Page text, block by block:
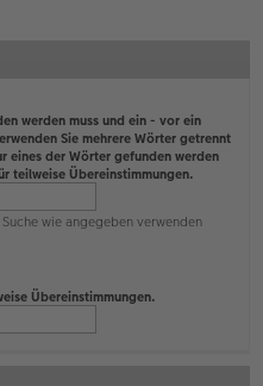
werden muss und ein - vor ein
Sie mehrere Wörter getrennt
eines der Wörter gefunden werden
teilweise Übereinstimmungen.
wie angegeben verwenden
Übereinstimmungen.